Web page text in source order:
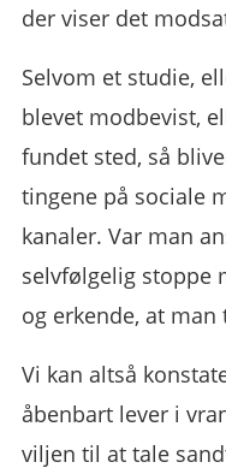
der viser det
Selvom et studie,
blevet modbevist,
fundet sted, så
tingene på sociale
kanaler. Var man
selvfølgelig stoppe
og erkende, at man
Vi kan altså
åbenbart lever i
viljen til at tale